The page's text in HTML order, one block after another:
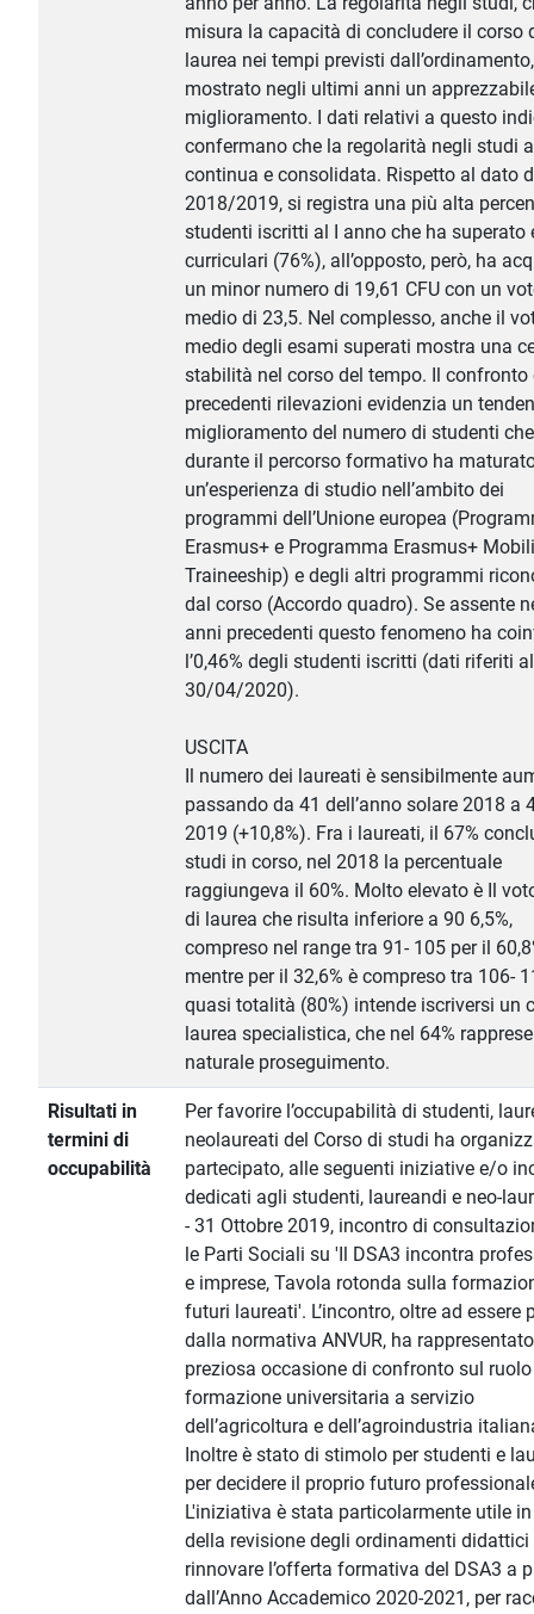
misura la capacità di concludere il corso
laurea nei tempi previsti
mostrato negli ultimi anni un
miglioramento. I dati relativi a questo
confermano che la regolarità negli studi
continua e consolidata. Rispetto al dato
2018/2019, si registra una più alta
studenti iscritti al I anno che ha superato
curriculari (76%), all’opposto, però, ha
un minor numero di 19,61 CFU con un
medio di 23,5. Nel complesso, anche il
medio degli esami superati mostra una
stabilità nel corso del tempo. Il confronto
precedenti rilevazioni evidenzia un
miglioramento del numero di studenti che
durante il percorso formativo ha
un’esperienza di studio nell’ambito dei
programmi dell’Unione europea
Erasmus+ e Programma Erasmus+
Traineeship) e degli altri programmi
dal corso (Accordo quadro). Se assente
anni precedenti questo fenomeno ha
l’0,46% degli studenti iscritti (dati riferiti al
30/04/2020).
USCITA
Il numero dei laureati è sensibilmente
passando da 41 dell’anno solare 2018 a
2019 (+10,8%). Fra i laureati, il 67%
studi in corso, nel 2018 la percentuale
raggiungeva il 60%. Molto elevato è Il
di laurea che risulta inferiore a 90 6,5%,
compreso nel range tra 91- 105 per il
mentre per il 32,6% è compreso tra 106-
quasi totalità (80%) intende iscriversi un
laurea specialistica, che nel 64%
naturale proseguimento.
Risultati in
termini di
occupabilità
Per favorire l’occupabilità di studenti,
neolaureati del Corso di studi ha
partecipato, alle seguenti iniziative e/o
dedicati agli studenti, laureandi e neo-
- 31 Ottobre 2019, incontro di
le Parti Sociali su 'Il DSA3 incontra
e imprese, Tavola rotonda sulla
futuri laureati'. L’incontro, oltre ad essere
dalla normativa ANVUR, ha
preziosa occasione di confronto sul
formazione universitaria a servizio
dell’agricoltura e dell’agroindustria
Inoltre è stato di stimolo per studenti e
per decidere il proprio futuro
L'iniziativa è stata particolarmente utile
della revisione degli ordinamenti didattici
rinnovare l’offerta formativa del DSA3 a
dall’Anno Accademico 2020-2021, per